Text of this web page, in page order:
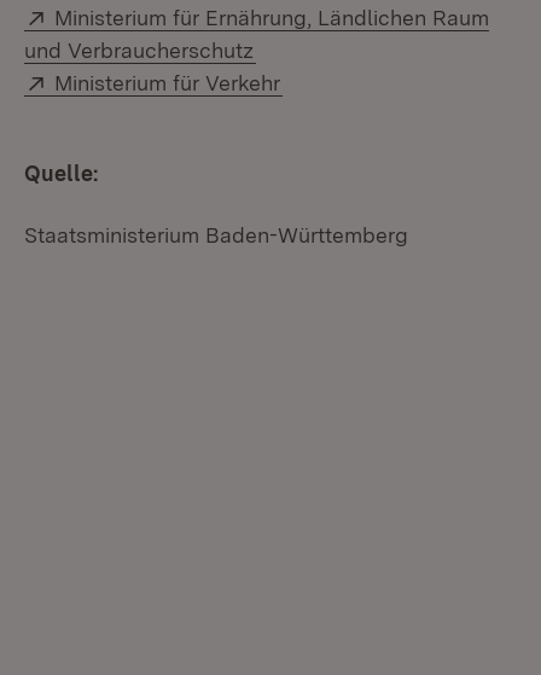
Extern:
Ministerium für Ernährung, Ländlichen Raum
und Verbraucherschutz
Extern:
Ministerium für Verkehr
Quelle:
Staatsministerium Baden-Württemberg